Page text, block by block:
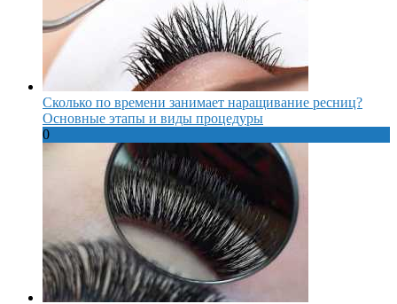
Сколько по времени занимает наращивание ресниц?
Основные этапы и виды процедуры
0